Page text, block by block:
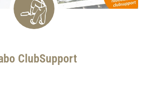
ClubSupport